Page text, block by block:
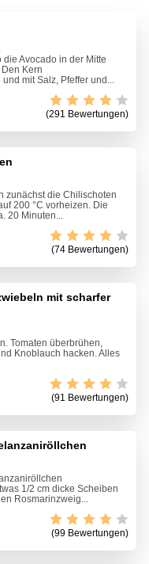
die Avocado in der Mitte
Kern
mit Salz, Pfeffer und...
(291 Bewertungen)
zunächst die Chilischoten
200 °C vorheizen. Die
20 Minuten...
(74 Bewertungen)
mit scharfer
Tomaten überbrühen,
Knoblauch hacken. Alles
(91 Bewertungen)
1/2 cm dicke Scheiben
Rosmarinzweig...
(99 Bewertungen)